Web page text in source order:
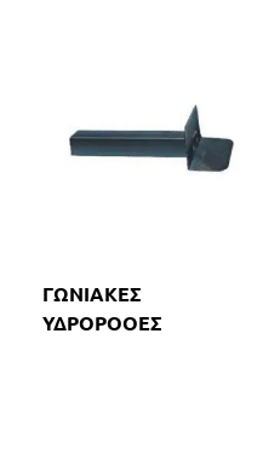
ΓΩΝΙΑΚΕΣ
ΥΔΡΟΡΟΟΕΣ